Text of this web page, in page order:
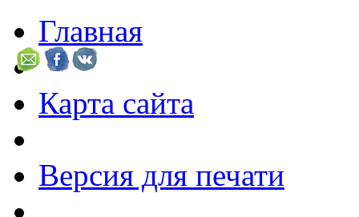
Главная
Карта сайта
Версия для печати